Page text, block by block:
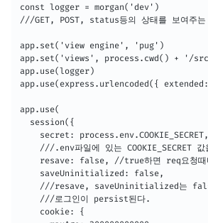
const logger = morgan('dev')
///GET, POST, status등의 상태를 보여주
app.set('view engine', 'pug')
app.set('views', process.cwd() + '/
app.use(logger)
app.use(express.urlencoded({
app.use(
  session({
    secret: process.env.COOKIE_SECRET,
///.env파일에 있는 COOKIE_SECRET 값
resave: false, //true하면 req요청
    saveUninitialized: false,
///resave, saveUninitialized는
    ///로그인이 persist된다.
    cookie: {